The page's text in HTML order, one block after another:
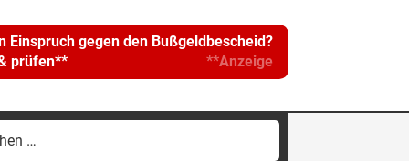
Einspruch gegen den Bußgeldbescheid?
prüfen**
**Anzeige